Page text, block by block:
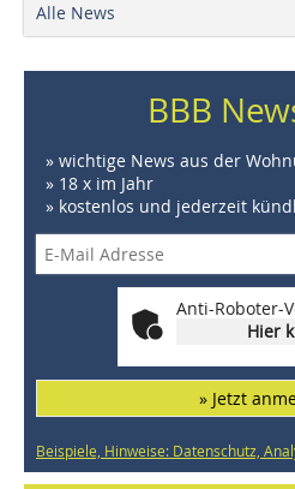
Alle News
BBB
» wichtige News aus der
» 18 x im Jahr
» kostenlos und jederzeit
Anti-Roboter-
Hier
» Jetzt
Beispiele, Hinweise: Datenschutz,